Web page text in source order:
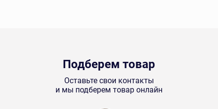
Подберем товар
Оставьте свои контакты
и мы подберем товар онлайн